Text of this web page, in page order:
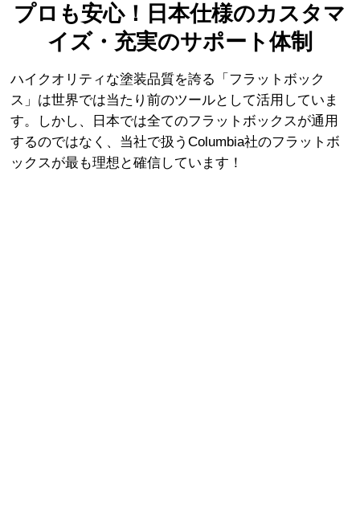
プロも安心！日本仕様のカスタマ
イズ・充実のサポート体制
ハイクオリティな塗装品質を誇る「フラットボック
ス」は世界では当たり前のツールとして活用していま
す。
しかし、日本では全てのフラットボックスが通用
するのではなく、当社で扱うColumbia社のフラットボ
ックスが最も理想と確信しています！